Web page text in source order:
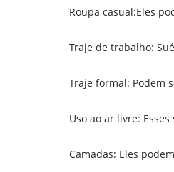
Roupa casual:Eles
Traje de trabalho:
Traje formal: Podem
Uso ao ar livre:
Camadas: Eles